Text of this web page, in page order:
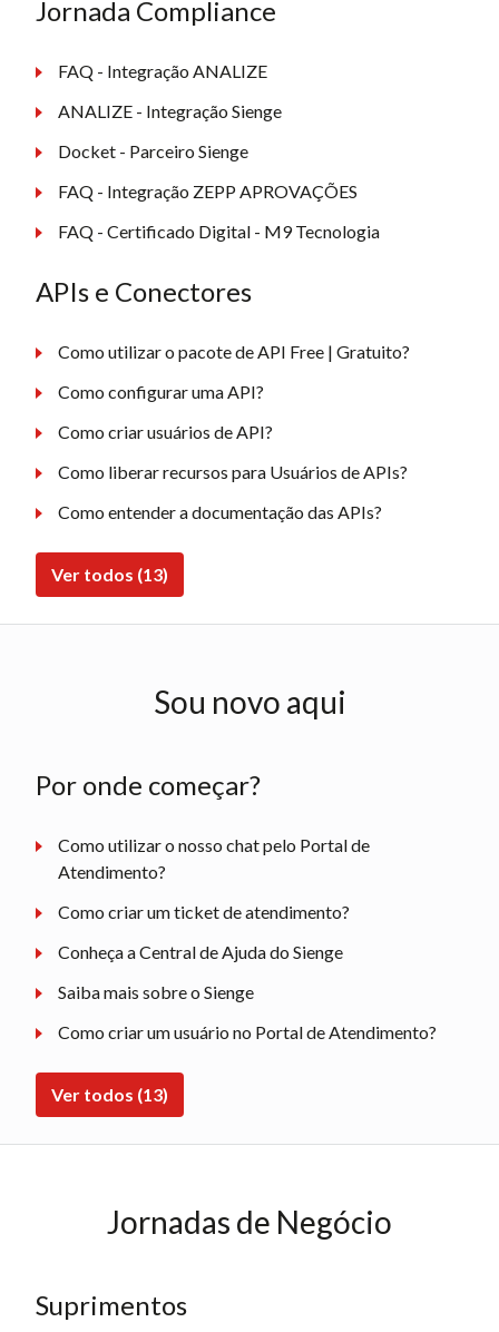
Jornada Compliance
FAQ - Integração ANALIZE
ANALIZE - Integração Sienge
Docket - Parceiro Sienge
FAQ - Integração ZEPP APROVAÇÕES
FAQ - Certificado Digital - M9 Tecnologia
APIs e Conectores
Como utilizar o pacote de API Free | Gratuito?
Como configurar uma API?
Como criar usuários de API?
Como liberar recursos para Usuários de APIs?
Como entender a documentação das APIs?
Ver todos (13)
Sou novo aqui
Por onde começar?
Como utilizar o nosso chat pelo Portal de
Atendimento?
Como criar um ticket de atendimento?
Conheça a Central de Ajuda do Sienge
Saiba mais sobre o Sienge
Como criar um usuário no Portal de Atendimento?
Ver todos (13)
Jornadas de Negócio
Suprimentos